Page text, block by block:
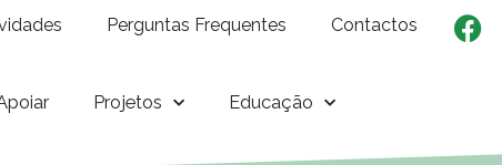
Perguntas Frequentes Contactos
Projetos Educação